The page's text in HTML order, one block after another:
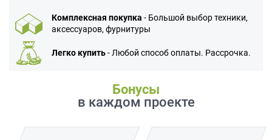
Комплексная покупка - Большой выбор техники,
аксессуаров, фурнитуры
Легко купить- Любой способ оплаты. Рассрочка.
Бонусы
в каждом проекте